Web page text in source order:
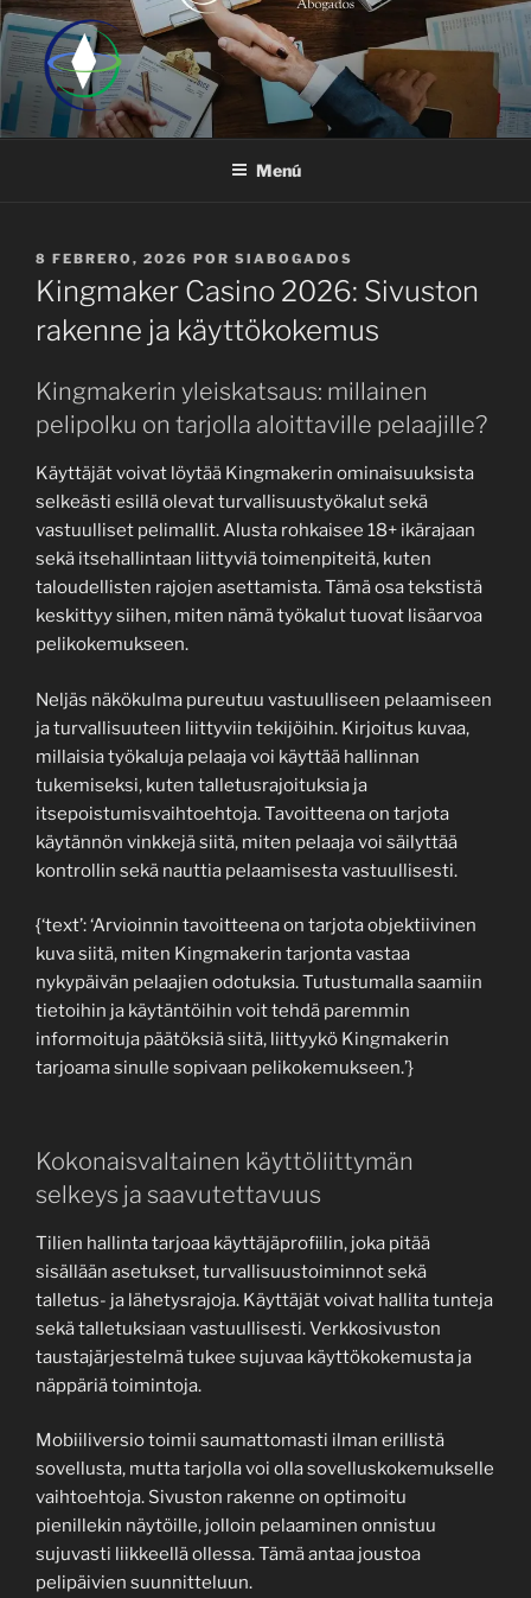
Saltar
al
contenido
Menú
PUBLICADO
EL
8 FEBRERO, 2026 POR SIABOGADOS
Kingmaker Casino 2026: Sivuston
rakenne ja käyttökokemus
Kingmakerin yleiskatsaus: millainen
pelipolku on tarjolla aloittaville pelaajille?
Käyttäjät voivat löytää Kingmakerin ominaisuuksista
selkeästi esillä olevat turvallisuustyökalut sekä
vastuulliset pelimallit. Alusta rohkaisee 18+ ikärajaan
sekä itsehallintaan liittyviä toimenpiteitä, kuten
taloudellisten rajojen asettamista. Tämä osa tekstistä
keskittyy siihen, miten nämä työkalut tuovat lisäarvoa
pelikokemukseen.
Neljäs näkökulma pureutuu vastuulliseen pelaamiseen
ja turvallisuuteen liittyviin tekijöihin. Kirjoitus kuvaa,
millaisia työkaluja pelaaja voi käyttää hallinnan
tukemiseksi, kuten talletusrajoituksia ja
itsepoistumisvaihtoehtoja. Tavoitteena on tarjota
käytännön vinkkejä siitä, miten pelaaja voi säilyttää
kontrollin sekä nauttia pelaamisesta vastuullisesti.
{‘text’: ‘Arvioinnin tavoitteena on tarjota objektiivinen
kuva siitä, miten Kingmakerin tarjonta vastaa
nykypäivän pelaajien odotuksia. Tutustumalla saamiin
tietoihin ja käytäntöihin voit tehdä paremmin
informoituja päätöksiä siitä, liittyykö Kingmakerin
tarjoama sinulle sopivaan pelikokemukseen.’}
Kokonaisvaltainen käyttöliittymän
selkeys ja saavutettavuus
Tilien hallinta tarjoaa käyttäjäprofiilin, joka pitää
sisällään asetukset, turvallisuustoiminnot sekä
talletus- ja lähetysrajoja. Käyttäjät voivat hallita tunteja
sekä talletuksiaan vastuullisesti. Verkkosivuston
taustajärjestelmä tukee sujuvaa käyttökokemusta ja
näppäriä toimintoja.
Mobiiliversio toimii saumattomasti ilman erillistä
sovellusta, mutta tarjolla voi olla sovelluskokemukselle
vaihtoehtoja. Sivuston rakenne on optimoitu
pienillekin näytöille, jolloin pelaaminen onnistuu
sujuvasti liikkeellä ollessa. Tämä antaa joustoa
pelipäivien suunnitteluun.